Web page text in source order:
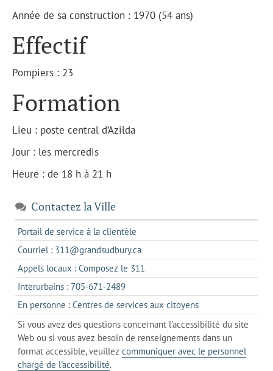
Année de sa construction : 1970 (54 ans)
Effectif
Pompiers : 23
Formation
Lieu : poste central d’Azilda
Jour : les mercredis
Heure : de 18 h à 21 h
Contactez la Ville
Portail de service à la clientèle
dans
un
nouvel
Courriel : 311@grandsudbury.cas'ouvre
dans
votre
de
messagerie
Appels locaux : Composez le 311
dans
un
client
de
votre
téléphone
Interurbains : 705-671-2489s'ouvre
dans
un
client
de
votre
En personne : Centres de services aux citoyenss'ouvre
dans
l'onglet
actuel
Si vous avez des questions concernant l'accessibilité du site
Web ou si vous avez besoin de renseignements dans un
format accessible, veuillez communiquer avec le personnel
chargé de l'accessibilité.